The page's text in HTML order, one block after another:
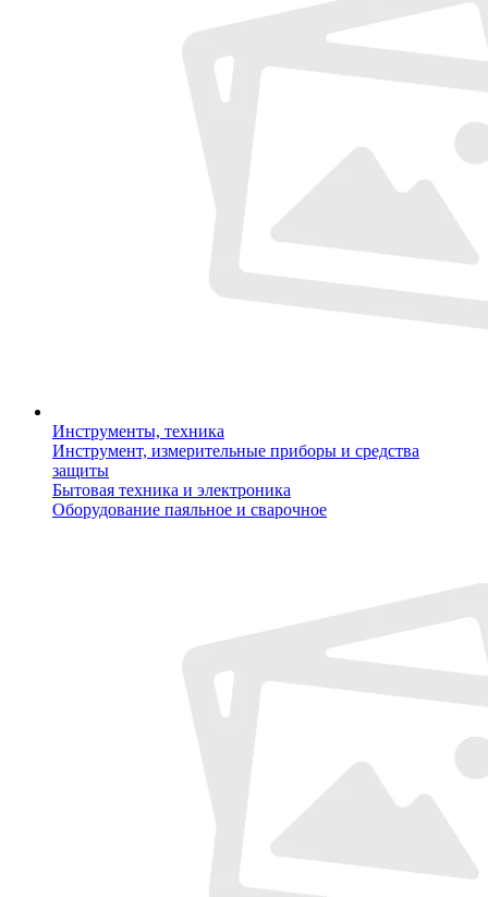
Инструменты, техника
Инструмент, измерительные приборы и средства
защиты
Бытовая техника и электроника
Оборудование паяльное и сварочное